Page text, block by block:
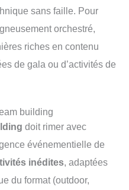
sans faille. Pour
orchestré,
riches en contenu
de gala ou d’activités de
building
doit rimer avec
événementielle de
inédites, adaptées
du format (outdoor,